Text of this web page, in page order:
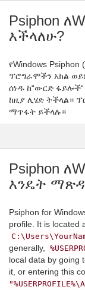
Psiphon
እችላለሁ?
የWindows
ፕሮግራሞችን አክል
ሰነዱ ከ“ውርድ
ከዚያ ሊሄድ ትችላል።
ማጥፋት ይችላሉ።
Psiphon
እንዴት
Psiphon for
profile. It is located
generally,
local data by going
it, or entering this